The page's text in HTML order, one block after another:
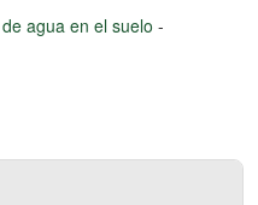
agua en el suelo -